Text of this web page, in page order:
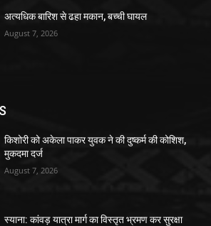
अत्यधिक बारिश से ढहा मकान, बच्ची घायल
August 7, 2026
किशोरी को अकेला पाकर युवक ने की दुष्कर्म की कोशिश,
मुकदमा दर्ज
August 7, 2026
स्याना: कांवड़ यात्रा मार्ग का विस्तृत भ्रमण कर सुरक्षा